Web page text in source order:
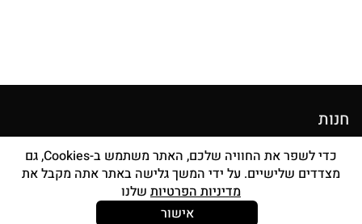
חנות
מוצרי איפור
סטים מברשות
כדי לשפר את החוויה שלכם, האתר משתמש ב-Cookies, גם
מצדדים שלישיים. על ידי המשך גלישה באתר אתה מקבל את
מדיניות הפרטיות שלנו
אישור